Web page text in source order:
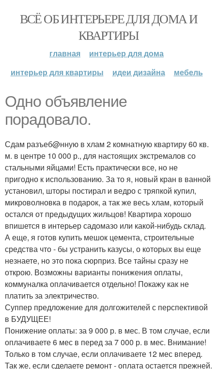
ВСЁ ОБ ИНТЕРЬЕРЕ ДЛЯ ДОМА И
КВАРТИРЫ
главная
интерьер для дома
интерьер для квартиры
идеи дизайна мебель
Одно объявление
порадовало.
Сдам разъеб@нную в хлам 2 комнатную квартиру 60 кв.
м. в центре 10 000 р., для настоящих экстремалов со
стальными яйцами! Есть практически все, но не
пригодно к использованию. За то я, новый кран в ванной
установил, шторы постирал и ведро с тряпкой купил,
микроволновка в подарок, а так же весь хлам, который
остался от предыдущих жильцов! Квартира хорошо
впишется в интерьер садомазо или какой-нибудь склад.
А еще, я готов купить мешок цемента, строительные
средства что - бы устранить казусы, о которых вы еще
незнаете, но это пока сюрприз. Все тайны сразу не
открою. Возможны варианты понижения оплаты,
коммуналка оплачивается отдельно! Покажу как не
платить за электричество.
Суппер предложение для долгожителей с перспективой
в БУДУЩЕЕ!
Понижение оплаты: за 9 000 р. в мес. В том случае, если
оплачиваете 6 мес в перед за 7 000 р. в мес. Внимание!
Только в том случае, если оплачиваете 12 мес вперед.
Так же, если сделаете ремонт - оплата остается прежней.